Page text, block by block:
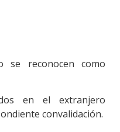
se reconocen como
en el extranjero
convalidación.